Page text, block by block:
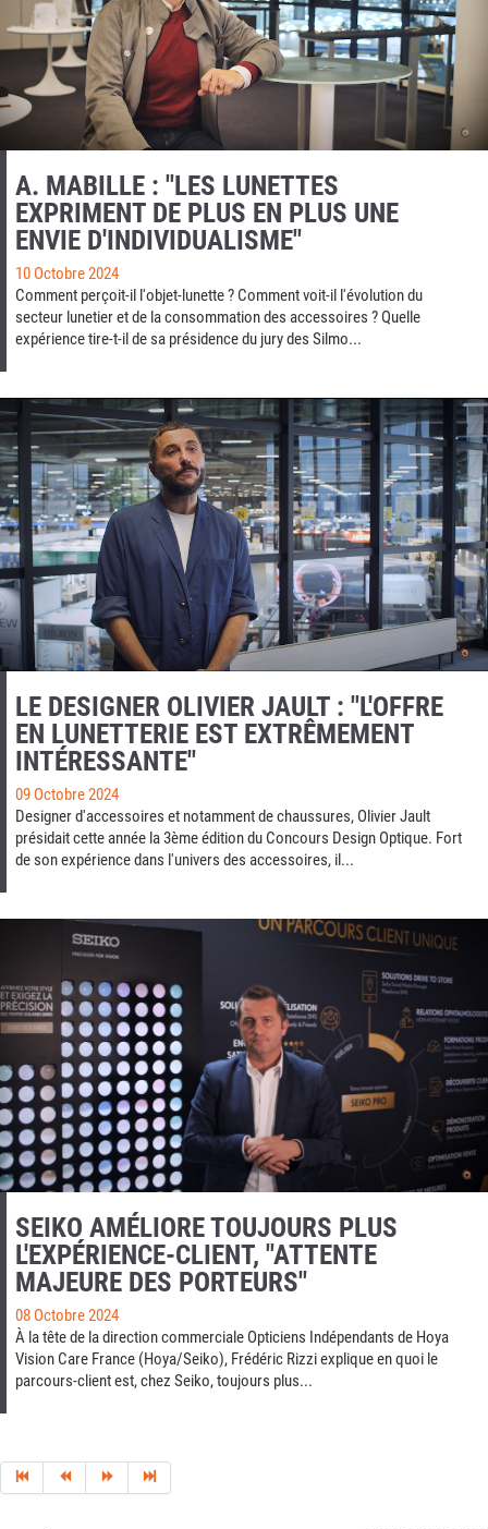
A. MABILLE : "LES LUNETTES
EXPRIMENT DE PLUS EN PLUS UNE
ENVIE D'INDIVIDUALISME"
10 Octobre 2024
Comment perçoit-il l'objet-lunette ? Comment voit-il l'évolution du
secteur lunetier et de la consommation des accessoires ? Quelle
expérience tire-t-il de sa présidence du jury des Silmo...
LE DESIGNER OLIVIER JAULT : "L'OFFRE
EN LUNETTERIE EST EXTRÊMEMENT
INTÉRESSANTE"
09 Octobre 2024
Designer d'accessoires et notamment de chaussures, Olivier Jault
présidait cette année la 3ème édition du Concours Design Optique. Fort
de son expérience dans l'univers des accessoires, il...
SEIKO AMÉLIORE TOUJOURS PLUS
L'EXPÉRIENCE-CLIENT, "ATTENTE
MAJEURE DES PORTEURS"
08 Octobre 2024
À la tête de la direction commerciale Opticiens Indépendants de Hoya
Vision Care France (Hoya/Seiko), Frédéric Rizzi explique en quoi le
parcours-client est, chez Seiko, toujours plus...